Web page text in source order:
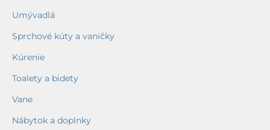
Umývadlá
Sprchové kúty a vaničky
Kúrenie
Toalety a bidety
Vane
Nábytok a doplnky